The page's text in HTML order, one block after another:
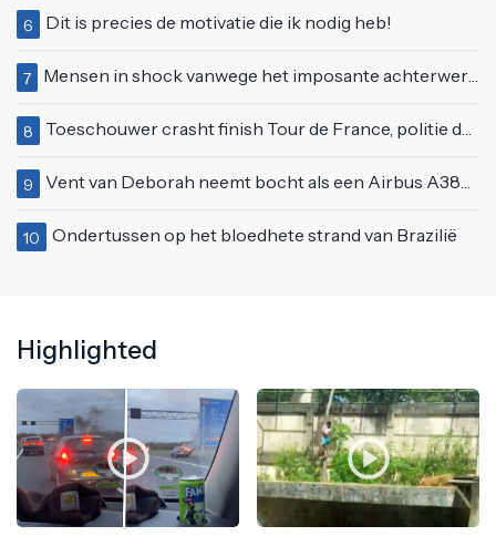
6 Dit is precies de motivatie die ik nodig heb!
7 Mensen in shock vanwege het imposante achterwerk van Nelly Furtado
8 Toeschouwer crasht finish Tour de France, politie deelt bodycheck uit
9 Vent van Deborah neemt bocht als een Airbus A380 en klapt vol op tegenligger
10 Ondertussen op het bloedhete strand van Brazilië
Highlighted